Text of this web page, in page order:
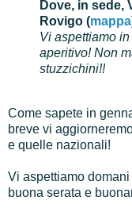
Dove, in sede,
Rovigo (mappa
Vi aspettiamo
aperitivo! Non
stuzzichini!!
Come sapete in
breve vi
e quelle nazionali!
Vi aspettiamo
buona serata e